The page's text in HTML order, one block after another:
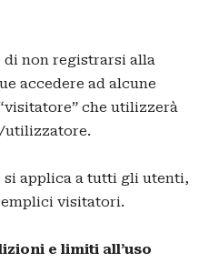
di non registrarsi alla
accedere ad alcune
che utilizzerà
utilizzatore.
applica a tutti gli utenti,
visitatori.
e limiti all’uso